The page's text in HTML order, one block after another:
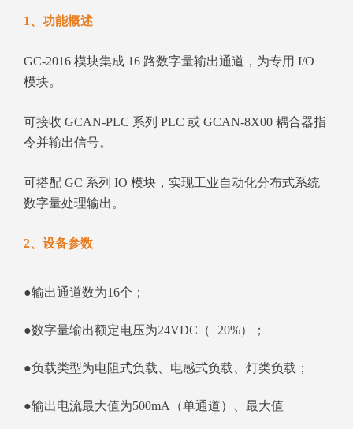
1、功能概述
GC‑2016 模块集成 16 路数字量输出通道，为专用 I/O
模块。
可接收 GCAN‑PLC 系列 PLC 或 GCAN‑8X00 耦合器指
令并输出信号。
可搭配 GC 系列 IO 模块，实现工业自动化分布式系统
数字量处理输出。
2、设备参数
●输出通道数为16个；
●数字量输出额定电压为24VDC（±20%）；
●负载类型为电阻式负载、电感式负载、灯类负载；
●输出电流最大值为500mA（单通道）、最大值